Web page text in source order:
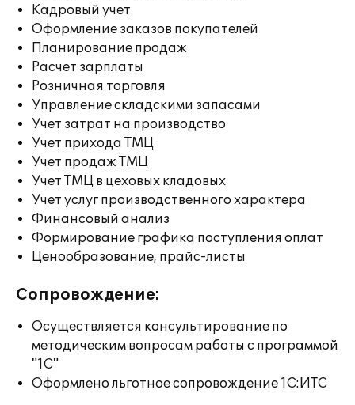
Кадровый учет
Оформление заказов покупателей
Планирование продаж
Расчет зарплаты
Розничная торговля
Управление складскими запасами
Учет затрат на производство
Учет прихода ТМЦ
Учет продаж ТМЦ
Учет ТМЦ в цеховых кладовых
Учет услуг производственного характера
Финансовый анализ
Формирование графика поступления оплат
Ценообразование, прайс-листы
Сопровождение:
Осуществляется консультирование по
методическим вопросам работы с программой
"1С"
Оформлено льготное сопровождение 1С:ИТС